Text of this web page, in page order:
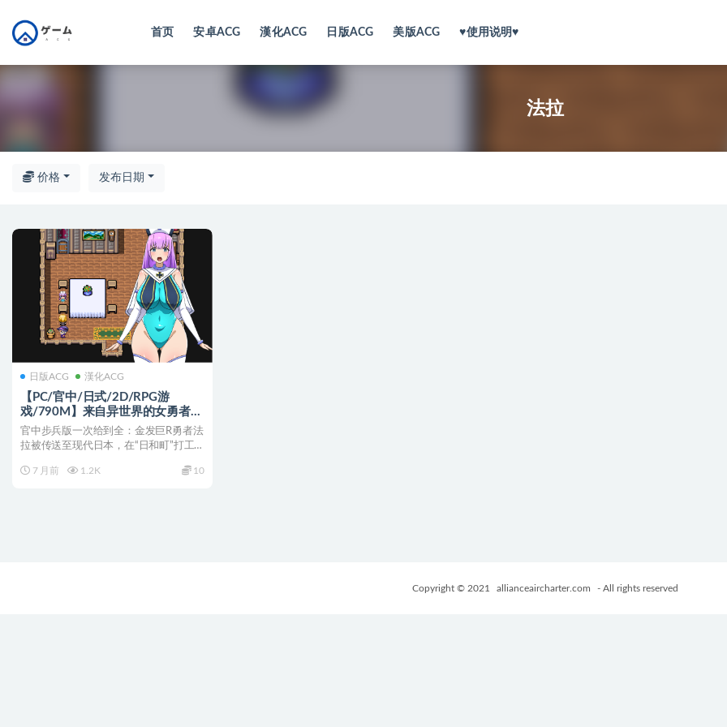
首页 安卓ACG 漢化ACG 日版ACG 美版ACG ♥使用说明♥
法拉
价格 发布日期
日版ACG 漢化ACG
【PC/官中/日式/2D/RPG游
戏/790M】来自异世界的女勇者法
拉 (異世界から来た女勇者ファー
ラ) 官中步兵版 + 全回想存档+日式
官中步兵版一次给到全：金发巨R勇者法
拉被传送至现代日本，在“日和町”打工
7 月前
1.2K 10
Copyright © 2021 allianceaircharter.com - All rights reserved